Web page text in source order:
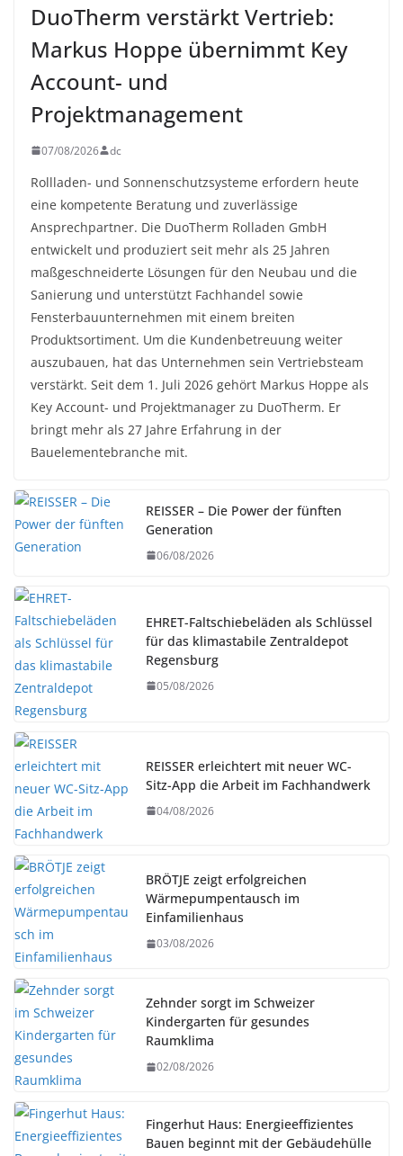
DuoTherm verstärkt Vertrieb:
Markus Hoppe übernimmt Key
Account- und
Projektmanagement
07/08/2026 dc
Rollladen- und Sonnenschutzsysteme erfordern heute
eine kompetente Beratung und zuverlässige
Ansprechpartner. Die DuoTherm Rolladen GmbH
entwickelt und produziert seit mehr als 25 Jahren
maßgeschneiderte Lösungen für den Neubau und die
Sanierung und unterstützt Fachhandel sowie
Fensterbauunternehmen mit einem breiten
Produktsortiment. Um die Kundenbetreuung weiter
auszubauen, hat das Unternehmen sein Vertriebsteam
verstärkt. Seit dem 1. Juli 2026 gehört Markus Hoppe als
Key Account- und Projektmanager zu DuoTherm. Er
bringt mehr als 27 Jahre Erfahrung in der
Bauelementebranche mit.
REISSER – Die Power der fünften
Generation
06/08/2026
EHRET-Faltschiebeläden als Schlüssel
für das klimastabile Zentraldepot
Regensburg
05/08/2026
REISSER erleichtert mit neuer WC-
Sitz-App die Arbeit im Fachhandwerk
04/08/2026
BRÖTJE zeigt erfolgreichen
Wärmepumpentausch im
Einfamilienhaus
03/08/2026
Zehnder sorgt im Schweizer
Kindergarten für gesundes
Raumklima
02/08/2026
Fingerhut Haus: Energieeffizientes
Bauen beginnt mit der Gebäudehülle